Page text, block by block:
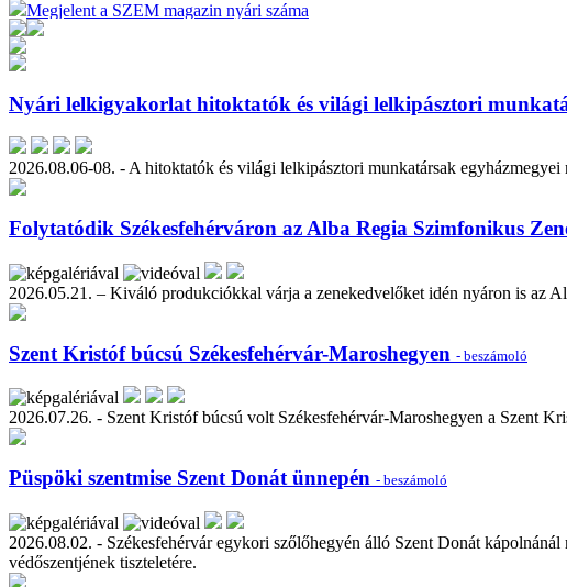
Megjelent a SZEM magazin nyári száma
Nyári lelkigyakorlat hitoktatók és világi lelkipásztori
2026.08.06-08. - A hitoktatók és világi lelkipásztori munkatársak
Folytatódik Székesfehérváron az Alba Regia Szimfonikus
2026.05.21. – Kiváló produkciókkal várja a zenekedvelőket idén nyáron is az
Szent Kristóf búcsú Székesfehérvár-Maroshegyen - beszámoló
2026.07.26. - Szent Kristóf búcsú volt Székesfehérvár-Maroshegyen a Szent
Püspöki szentmise Szent Donát ünnepén - beszámoló
2026.08.02. - Székesfehérvár egykori szőlőhegyén álló Szent Donát
védőszentjének tiszteletére.